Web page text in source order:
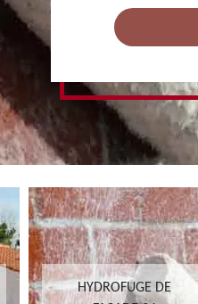
HYDROFUGE DE